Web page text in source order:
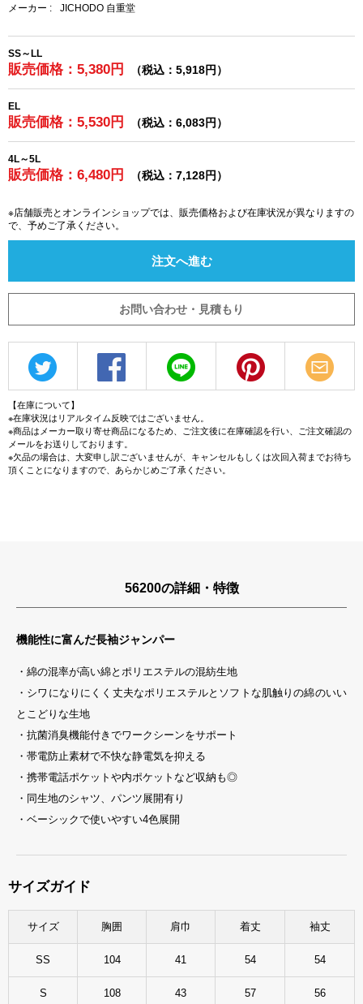
メーカー :
JICHODO 自重堂
SS～LL
販売価格：5,380円 （税込：5,918円）
EL
販売価格：5,530円 （税込：6,083円）
4L～5L
販売価格：6,480円 （税込：7,128円）
※店舗販売とオンラインショップでは、販売価格および在庫状況が異なりますの
で、予めご了承ください。
注文へ進む
お問い合わせ・見積もり
【在庫について】
※在庫状況はリアルタイム反映ではございません。
※商品はメーカー取り寄せ商品になるため、ご注文後に在庫確認を行い、ご注文確認の
メールをお送りしております。
※欠品の場合は、大変申し訳ございませんが、キャンセルもしくは次回入荷までお待ち
頂くことになりますので、あらかじめご了承ください。
56200の詳細・特徴
機能性に富んだ長袖ジャンパー
・綿の混率が高い綿とポリエステルの混紡生地
・シワになりにくく丈夫なポリエステルとソフトな肌触りの綿のいい
とこどりな生地
・抗菌消臭機能付きでワークシーンをサポート
・帯電防止素材で不快な静電気を抑える
・携帯電話ポケットや内ポケットなど収納も◎
・同生地のシャツ、パンツ展開有り
・ベーシックで使いやすい4色展開
サイズガイド
サイズ 胸囲 肩巾 着丈 袖丈
SS 104 41 54 54
S 108 43 57 56